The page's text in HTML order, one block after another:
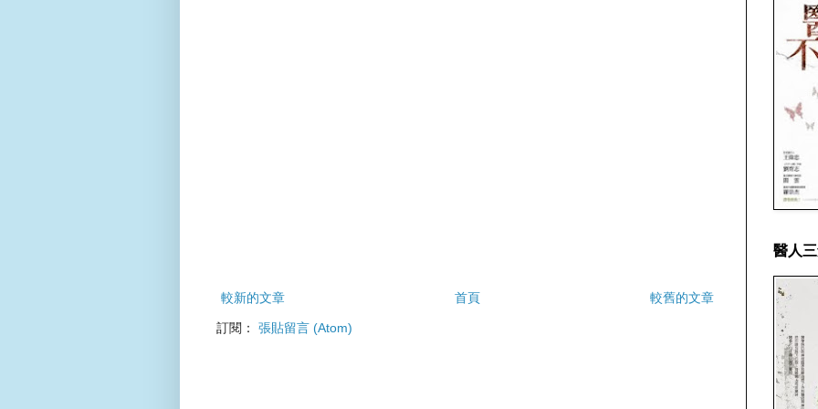
較新的文章 較舊的文章
首頁
訂閱： 張貼留言 (Atom)
醫人